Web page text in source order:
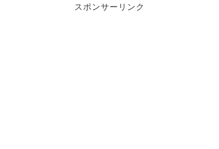
スポンサーリンク